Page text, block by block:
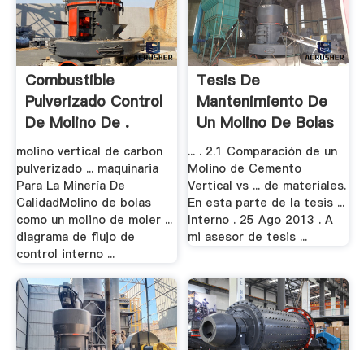
Combustible
Pulverizado Control
De Molino De .
molino vertical de carbon
pulverizado ... maquinaria
Para La Minería De
CalidadMolino de bolas
como un molino de moler ...
diagrama de flujo de
control interno ...
Tesis De
Mantenimiento De
Un Molino De Bolas
... . 2.1 Comparación de un
Molino de Cemento
Vertical vs ... de materiales.
En esta parte de la tesis ...
Interno . 25 Ago 2013 . A
mi asesor de tesis ...